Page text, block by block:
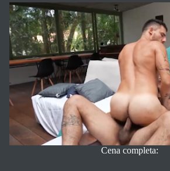
Cena completa: